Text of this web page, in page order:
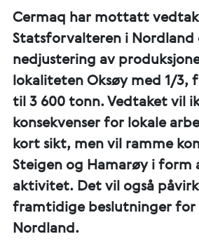
Cermaq har mottatt
Statsforvalteren i Nordland
nedjustering av
lokaliteten Oksøy med 1/3,
til 3 600 tonn. Vedtaket vil
konsekvenser for lokale
kort sikt, men vil ramme
Steigen og Hamarøy i form
aktivitet. Det vil også
framtidige beslutninger for
Nordland.